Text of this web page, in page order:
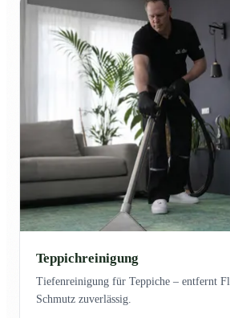
Teppichreinigung
Tiefenreinigung für Teppiche – entfernt
Schmutz zuverlässig.